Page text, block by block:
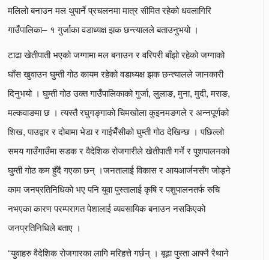
मलिलो बनाउन मल थुपार्ने प्रचलनमा मात्र सीमित रहेको धवलागिरि
गाउँपालिका– १ गुर्जाका वडाध्यक्ष झक छन्त्यालले बताउनुभयो ।
टाढा खेतीपाती भएको जग्गामा मल बनाउन र वरिपरी बाँझो रहेको जग्गाको
घाँस खुवाउन घुम्ती गोठ कायम रहेको वडाध्यक्ष झक छन्त्यालले जानकारी
दिनुभयो । घुम्ती गोठ उक्त गाउँपालिकाको गुर्जा, लुलाङ, मुना, मुदी, मराङ,
मल्कवाङमा छ । त्यस्तै रघुगङ्गाको चिमखोला कुइनमङगले र अन्नपूर्णको
शिख, पाउद्वार र दोबामा भेडा र गाईभैँसीको घुम्ती गोठ देखिन्छ । पछिल्लो
समय गाउँगाउँमा सडक र वैदेशिक रोजगारीले खेतीपाती गर्ने र पुशपालनको
घुम्ती गोठ कम हुँदै गएका छन् ।जनतालाई विकास र आयआर्जनसँग जोड्ने
काम जनप्रतिनिधिको भए पनि युवा पुस्तालाई कृषि र पशुपालनतर्फ रुचि
नभएका कारण परम्परागत पेशालाई व्यवसायिक बनाउन नसकिएको
जनप्रतिनिधिले बताए ।
“युवाहरु वैदेशिक रोजगारका लागि मरिहत्ते गर्छन् । बूढा पुस्ता आफ्नै रैथाने